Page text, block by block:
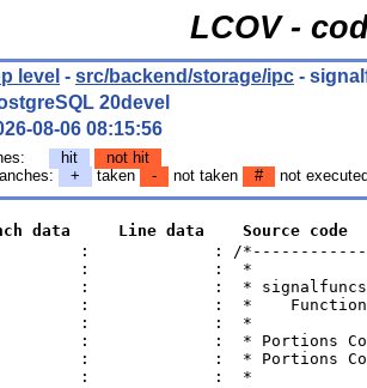
LCOV -
level - src/backend/storage/ipc -
20devel
08-06 08:15:56
hit
not hit
+ taken - not taken # not
data     Line data    Source code
:             : /
:             :  *
:             :  *
:             :  *
:             :  *
:             :  * Portions
:             :  * Portions
:             :  *